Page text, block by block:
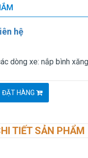
hệ
dòng xe: nắp bình
ĐẶT HÀNG
TIẾT SẢN PHẨM